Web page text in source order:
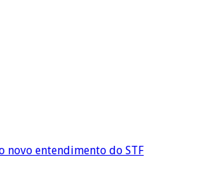
novo entendimento do STF